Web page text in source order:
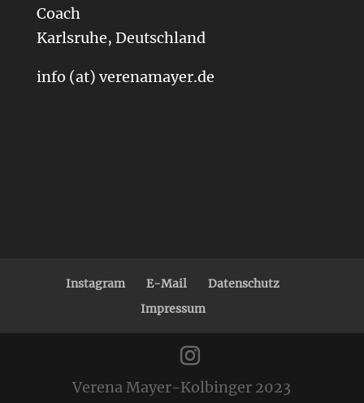
Coach
Karlsruhe, Deutschland
info (at) verenamayer.de
Instagram E-Mail
Datenschutz
Impressum
Verena Mayer-Kolbinger 2023